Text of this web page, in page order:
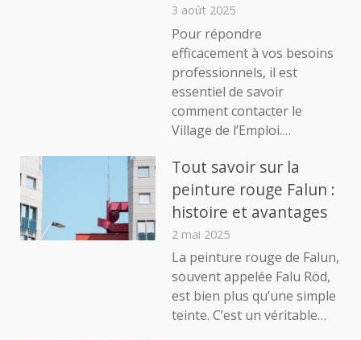
Court
Terme
3 août 2025
Pour répondre
efficacement à vos besoins
professionnels, il est
essentiel de savoir
comment contacter le
Village de l’Emploi.…
Tout savoir sur la
peinture rouge Falun :
histoire et avantages
2 mai 2025
La peinture rouge de Falun,
souvent appelée Falu Röd,
est bien plus qu’une simple
teinte. C’est un véritable…